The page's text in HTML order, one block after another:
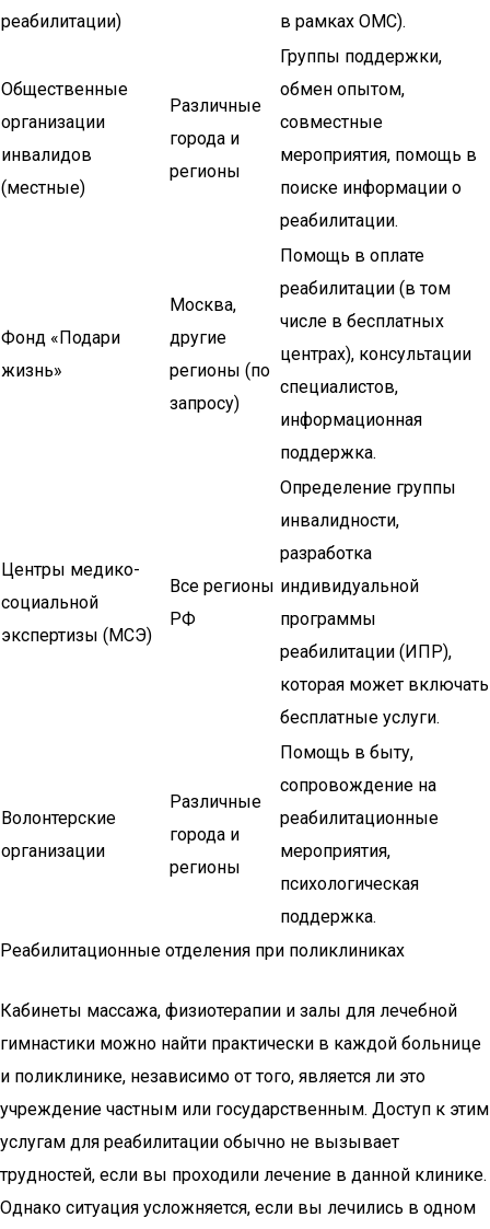
реабилитации)
в рамках ОМС).
Общественные
организации
инвалидов
(местные)
Различные
города и
регионы
Группы поддержки,
обмен опытом,
совместные
мероприятия, помощь в
поиске информации о
реабилитации.
Фонд «Подари
жизнь»
Москва,
другие
регионы (по
запросу)
Помощь в оплате
реабилитации (в том
числе в бесплатных
центрах), консультации
специалистов,
информационная
поддержка.
Центры медико-
социальной
экспертизы (МСЭ)
Все регионы
РФ
Определение группы
инвалидности,
разработка
индивидуальной
программы
реабилитации (ИПР),
которая может включать
бесплатные услуги.
Волонтерские
организации
Различные
города и
регионы
Помощь в быту,
сопровождение на
реабилитационные
мероприятия,
психологическая
поддержка.
Реабилитационные отделения при поликлиниках
Кабинеты массажа, физиотерапии и залы для лечебной
гимнастики можно найти практически в каждой больнице
и поликлинике, независимо от того, является ли это
учреждение частным или государственным. Доступ к этим
услугам для реабилитации обычно не вызывает
трудностей, если вы проходили лечение в данной клинике.
Однако ситуация усложняется, если вы лечились в одном